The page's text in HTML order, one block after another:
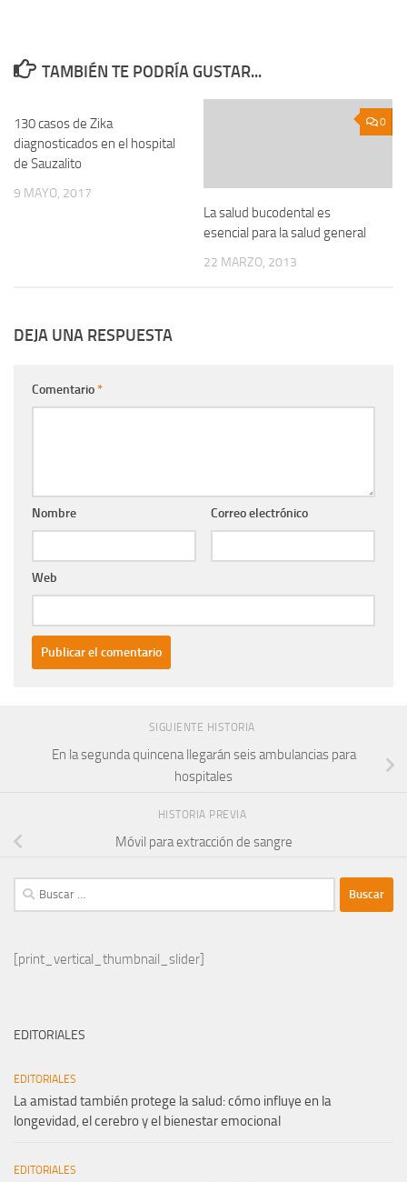
TAMBIÉN TE PODRÍA GUSTAR...
130 casos de Zika
diagnosticados en el hospital
de Sauzalito
9 MAYO, 2017
0
La salud bucodental es
esencial para la salud general
22 MARZO, 2013
DEJA UNA RESPUESTA
Comentario*
Nombre Correo electrónico
Web
SIGUIENTE HISTORIA
En la segunda quincena llegarán seis ambulancias para
hospitales
HISTORIA PREVIA
Móvil para extracción de sangre
Buscar:
[print_vertical_thumbnail_slider]
EDITORIALES
EDITORIALES
La amistad también protege la salud: cómo influye en la
longevidad, el cerebro y el bienestar emocional
EDITORIALES